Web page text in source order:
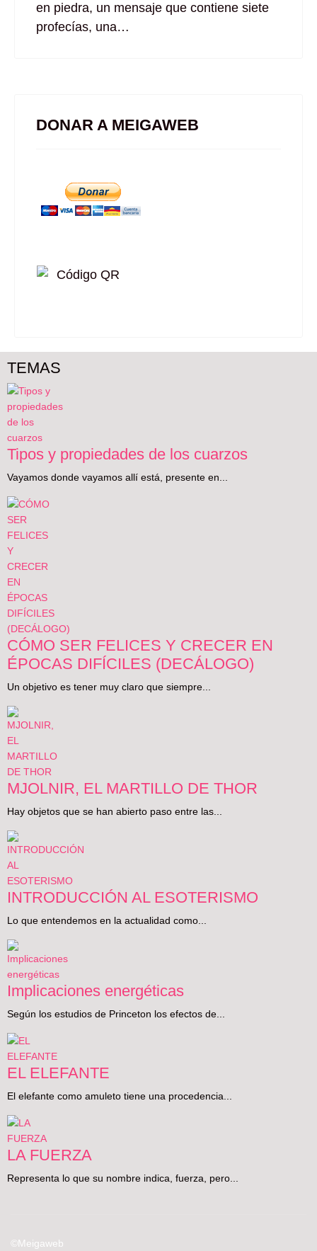
en piedra, un mensaje que contiene siete
profecías, una…
DONAR A MEIGAWEB
TEMAS
Tipos y propiedades de los cuarzos
Vayamos donde vayamos allí está, presente en...
CÓMO SER FELICES Y CRECER EN
ÉPOCAS DIFÍCILES (DECÁLOGO)
Un objetivo es tener muy claro que siempre...
MJOLNIR, EL MARTILLO DE THOR
Hay objetos que se han abierto paso entre las...
INTRODUCCIÓN AL ESOTERISMO
Lo que entendemos en la actualidad como...
Implicaciones energéticas
Según los estudios de Princeton los efectos de...
EL ELEFANTE
El elefante como amuleto tiene una procedencia...
LA FUERZA
Representa lo que su nombre indica, fuerza, pero...
©Meigaweb